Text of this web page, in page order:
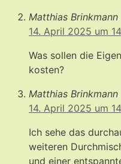
Matthias Brinkmann
14. April 2025 um
Was sollen die
kosten?
Matthias Brinkmann
14. April 2025 um
Ich sehe das
weiteren
und einer